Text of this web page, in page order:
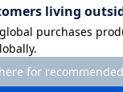
ンロードで500円OFF！
プレゼント